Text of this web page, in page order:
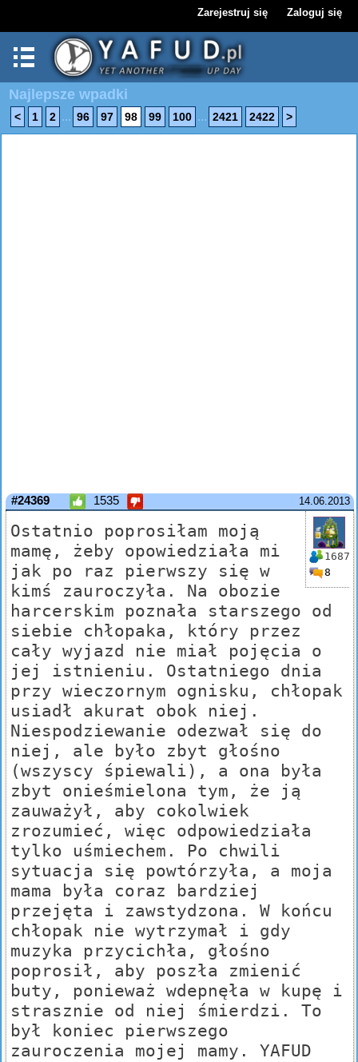
Zarejestruj się Zaloguj się
Najlepsze wpadki
< 1 2 ... 96 97 98 99 100 ... 2421 2422 >
14.06.2013
#24369 1535
1687
8
Ostatnio poprosiłam moją
mamę, żeby opowiedziała mi
jak po raz pierwszy się w
kimś zauroczyła. Na obozie
harcerskim poznała starszego od
siebie chłopaka, który przez
cały wyjazd nie miał pojęcia o
jej istnieniu. Ostatniego dnia
przy wieczornym ognisku, chłopak
usiadł akurat obok niej.
Niespodziewanie odezwał się do
niej, ale było zbyt głośno
(wszyscy śpiewali), a ona była
zbyt onieśmielona tym, że ją
zauważył, aby cokolwiek
zrozumieć, więc odpowiedziała
tylko uśmiechem. Po chwili
sytuacja się powtórzyła, a moja
mama była coraz bardziej
przejęta i zawstydzona. W końcu
chłopak nie wytrzymał i gdy
muzyka przycichła, głośno
poprosił, aby poszła zmienić
buty, ponieważ wdepnęła w kupę i
strasznie od niej śmierdzi. To
był koniec pierwszego
zauroczenia mojej mamy. YAFUD